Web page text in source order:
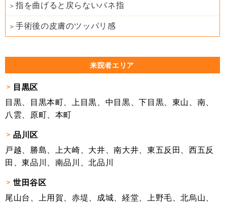
指を曲げると戻らないバネ指
手術後の皮膚のツッパリ感
来院者エリア
目黒区
目黒、目黒本町、上目黒、中目黒、下目黒、東山、南、
八雲、原町、本町
品川区
戸越、勝島、上大崎、大井、南大井、東五反田、西五反
田、東品川、南品川、北品川
世田谷区
尾山台、上用賀、赤堤、成城、経堂、上野毛、北烏山、